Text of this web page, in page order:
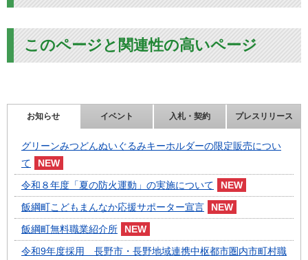
このページと関連性の高いページ
お知らせ イベント 入札・契約 プレスリリース
グリーンみつどんぬいぐるみキーホルダーの限定販売につい
て
令和８年度「夏の防火運動」の実施について
飯綱町こどもまんなか応援サポーター宣言
飯綱町無料職業紹介所
令和9年度採用 長野市・長野地域連携中枢都市圏内市町村職